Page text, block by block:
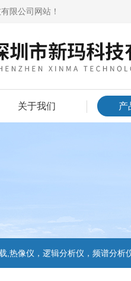
限公司网站！
关于我们 产
像仪，逻辑分析仪，频谱分析仪，数据采